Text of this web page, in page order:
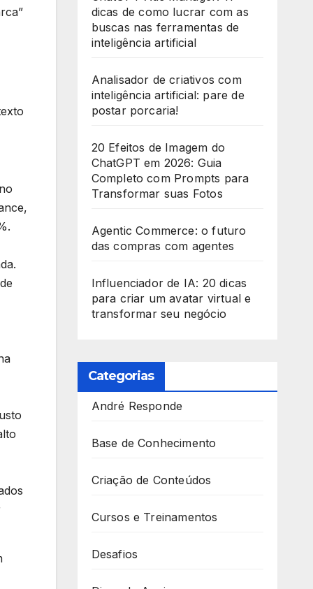
+
1
dicas de como lucrar com as
buscas nas ferramentas de
inteligência artificial
Analisador de criativos com
inteligência artificial: pare de
postar porcaria!
20 Efeitos de Imagem do
ChatGPT em 2026: Guia
Completo com Prompts para
Transformar suas Fotos
Agentic Commerce: o futuro
das compras com agentes
Influenciador de IA: 20 dicas
para criar um avatar virtual e
transformar seu negócio
Categorias
André Responde
Base de Conhecimento
Criação de Conteúdos
Cursos e Treinamentos
Desafios